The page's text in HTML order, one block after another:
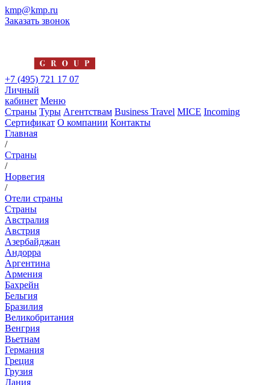
kmp@kmp.ru
Заказать звонок
+7 (495) 721 17 07
Личный
кабинет Меню
Страны Туры Агентствам Business Travel MICE Incoming
Сертификат О компании Контакты
Главная
/
Страны
/
Норвегия
/
Отели страны
Страны
Австралия
Австрия
Азербайджан
Андорра
Аргентина
Армения
Бахрейн
Бельгия
Бразилия
Великобритания
Венгрия
Вьетнам
Германия
Греция
Грузия
Дания